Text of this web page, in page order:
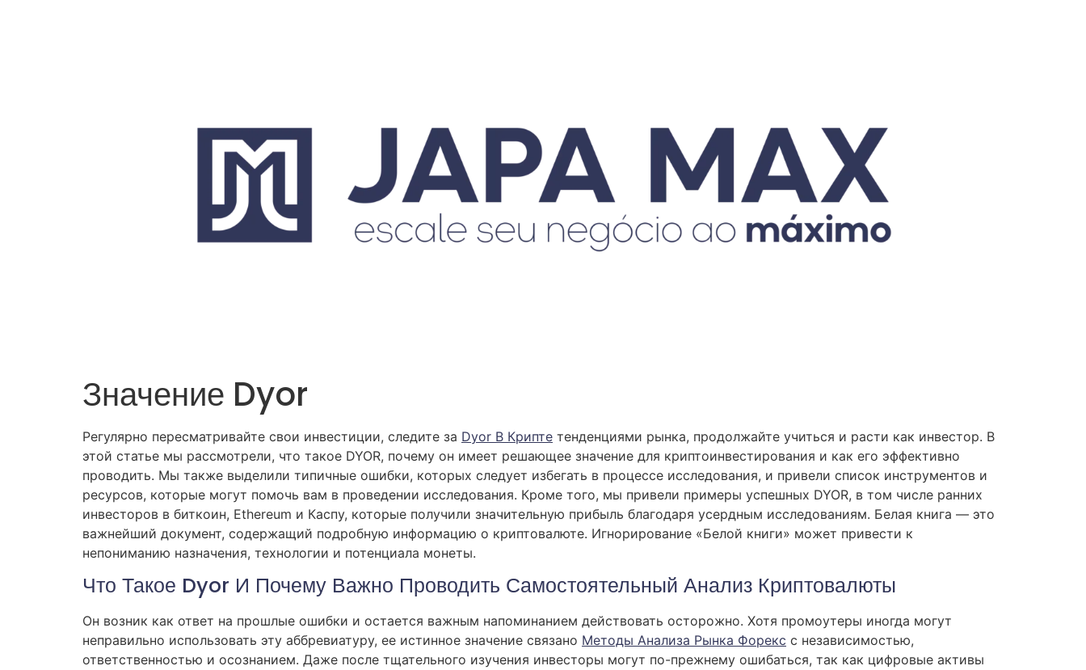
Значение Dyor
Регулярно пересматривайте свои инвестиции, следите за Dyor В Крипте тенденциями рынка, продолжайте учиться и расти как инвестор. В
этой статье мы рассмотрели, что такое DYOR, почему он имеет решающее значение для криптоинвестирования и как его эффективно
проводить. Мы также выделили типичные ошибки, которых следует избегать в процессе исследования, и привели список инструментов и
ресурсов, которые могут помочь вам в проведении исследования. Кроме того, мы привели примеры успешных DYOR, в том числе ранних
инвесторов в биткоин, Ethereum и Каспу, которые получили значительную прибыль благодаря усердным исследованиям. Белая книга — это
важнейший документ, содержащий подробную информацию о криптовалюте. Игнорирование «Белой книги» может привести к
непониманию назначения, технологии и потенциала монеты.
Что Такое Dyor И Почему Важно Проводить Самостоятельный Анализ Криптовалюты
Он возник как ответ на прошлые ошибки и остается важным напоминанием действовать осторожно. Хотя промоутеры иногда могут
неправильно использовать эту аббревиатуру, ее истинное значение связано Методы Анализа Рынка Форекс с независимостью,
ответственностью и осознанием. Даже после тщательного изучения инвесторы могут по-прежнему ошибаться, так как цифровые активы